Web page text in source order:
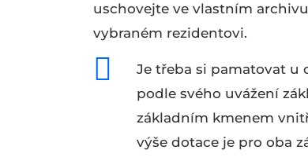
uschovejte ve vlastním
vybraném rezidentovi.
Je třeba si pamatovat u
podle svého uvážení
základním kmenem
výše dotace je pro oba